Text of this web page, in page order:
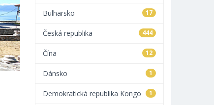
17
Bulharsko
444
Česká republika
12
Čína
1
Dánsko
1
Demokratická republika Kongo